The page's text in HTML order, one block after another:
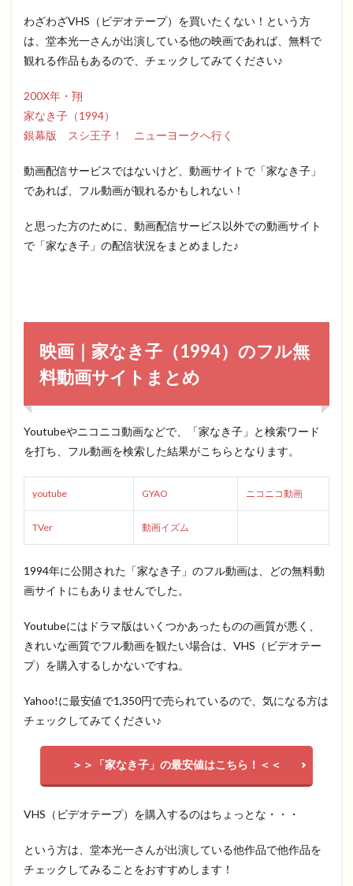
わざわざVHS（ビデオテープ）を買いたくない！という方
は、堂本光一さんが出演している他の映画であれば、無料で
観れる作品もあるので、チェックしてみてください♪
200X年・翔
家なき子（1994）
銀幕版 スシ王子！ ニューヨークへ行く
動画配信サービスではないけど、動画サイトで「家なき子」
であれば、フル動画が観れるかもしれない！
と思った方のために、動画配信サービス以外での動画サイト
で「家なき子」の配信状況をまとめました♪
映画｜家なき子（1994）のフル無
料動画サイトまとめ
Youtubeやニコニコ動画などで、「家なき子」と検索ワード
を打ち、フル動画を検索した結果がこちらとなります。
youtube GYAO ニコニコ動画
TVer 動画イズム
1994年に公開された「家なき子」のフル動画は、どの無料動
画サイトにもありませんでした。
Youtubeにはドラマ版はいくつかあったものの画質が悪く、
きれいな画質でフル動画を観たい場合は、VHS（ビデオテー
プ）を購入するしかないですね。
Yahoo!に最安値で1,350円で売られているので、気になる方は
チェックしてみてください♪
＞＞「家なき子」の最安値はこちら！＜＜
VHS（ビデオテープ）を購入するのはちょっとな・・・
という方は、堂本光一さんが出演している他作品で他作品を
チェックしてみることをおすすめします！